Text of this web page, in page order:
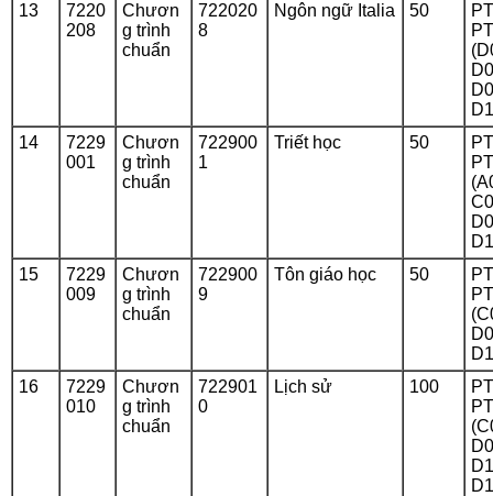
13
7220
208
Chươn
g trình
chuẩn
722020
8
Ngôn ngữ Italia 50
14
7229
001
Chươn
g trình
chuẩn
722900
1
Triết học 50
15
7229
009
Chươn
g trình
chuẩn
722900
9
Tôn giáo học 50
16
7229
010
Chươn
g trình
chuẩn
722901
0
Lịch sử 100